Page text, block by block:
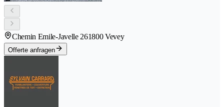
Chemin Emile-Javelle 261800 Vevey
Offerte anfragen